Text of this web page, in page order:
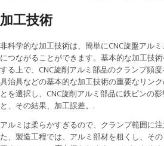
加工技術
非科学的な加工技術は、簡単にCNC旋盤アル
につながることができます。基本的な加工技
する上で、CNC旋削アルミ部品のクランプ頻
具治具などの基本的な加工技術の重要なリン
とを選択し、CNC旋削アルミ部品に鉄ピンの
と、その結果、加工誤差。.
アルミは柔らかすぎるので、クランプ範囲に
た、製造工程では、アルミ部材を粗くし、そ